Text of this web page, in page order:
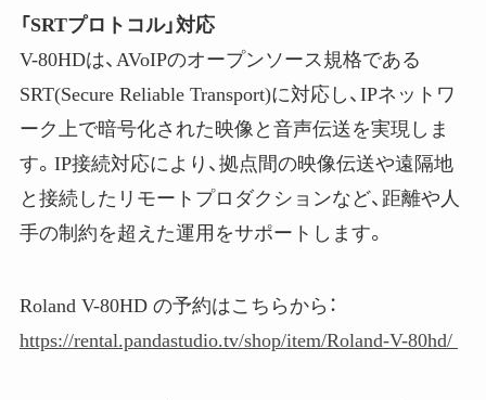
「SRTプロトコル」対応
V-80HDは、AVoIPのオープンソース規格である
SRT(Secure Reliable Transport)に対応し、IPネットワ
ーク上で暗号化された映像と音声伝送を実現しま
す。IP接続対応により、拠点間の映像伝送や遠隔地
と接続したリモートプロダクションなど、距離や人
手の制約を超えた運用をサポートします。
Roland V-80HD の予約はこちらから：
https://rental.pandastudio.tv/shop/item/Roland-V-80hd/